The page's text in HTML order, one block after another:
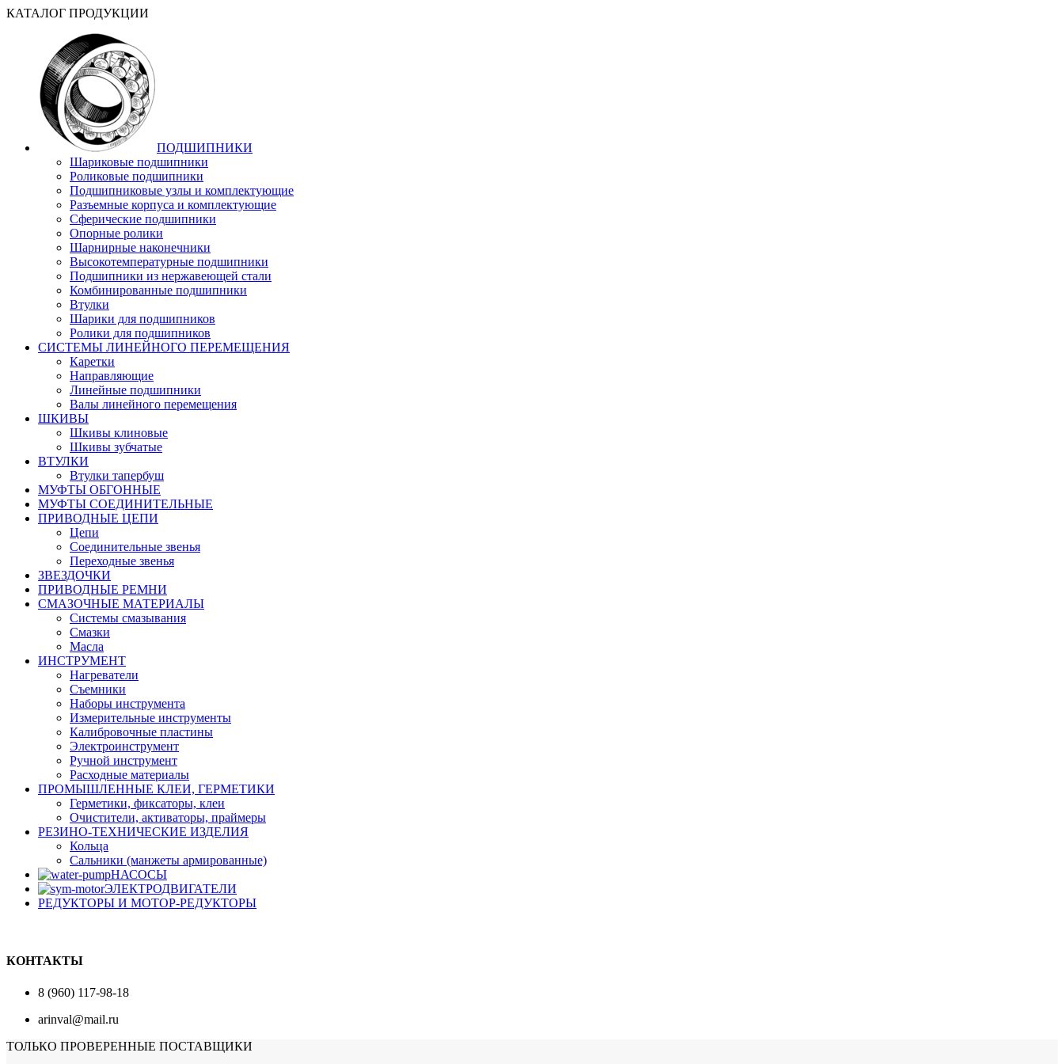
КАТАЛОГ ПРОДУКЦИИ
ПОДШИПНИКИ
Шариковые подшипники
Роликовые подшипники
Подшипниковые узлы и комплектующие
Разъемные корпуса и комплектующие
Сферические подшипники
Опорные ролики
Шарнирные наконечники
Высокотемпературные подшипники
Подшипники из нержавеющей стали
Комбинированные подшипники
Втулки
Шарики для подшипников
Ролики для подшипников
СИСТЕМЫ ЛИНЕЙНОГО ПЕРЕМЕЩЕНИЯ
Каретки
Направляющие
Линейные подшипники
Валы линейного перемещения
ШКИВЫ
Шкивы клиновые
Шкивы зубчатые
ВТУЛКИ
Втулки тапербуш
МУФТЫ ОБГОННЫЕ
МУФТЫ СОЕДИНИТЕЛЬНЫЕ
ПРИВОДНЫЕ ЦЕПИ
Цепи
Соединительные звенья
Переходные звенья
ЗВЕЗДОЧКИ
ПРИВОДНЫЕ РЕМНИ
СМАЗОЧНЫЕ МАТЕРИАЛЫ
Системы смазывания
Смазки
Масла
ИНСТРУМЕНТ
Нагреватели
Съемники
Наборы инструмента
Измерительные инструменты
Калибровочные пластины
Электроинструмент
Ручной инструмент
Расходные материалы
ПРОМЫШЛЕННЫЕ КЛЕИ, ГЕРМЕТИКИ
Герметики, фиксаторы, клеи
Очистители, активаторы, праймеры
РЕЗИНО-ТЕХНИЧЕСКИЕ ИЗДЕЛИЯ
Кольца
Сальники (манжеты армированные)
НАСОСЫ
ЭЛЕКТРОДВИГАТЕЛИ
РЕДУКТОРЫ И МОТОР-РЕДУКТОРЫ
КОНТАКТЫ
8 (960) 117-98-18
arinval@mail.ru
ТОЛЬКО ПРОВЕРЕННЫЕ ПОСТАВЩИКИ